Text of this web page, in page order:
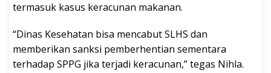
termasuk kasus keracunan makanan.
“Dinas Kesehatan bisa mencabut SLHS dan
memberikan sanksi pemberhentian sementara
terhadap SPPG jika terjadi keracunan,” tegas Nihla.